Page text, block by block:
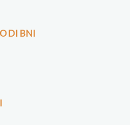
DI BNI